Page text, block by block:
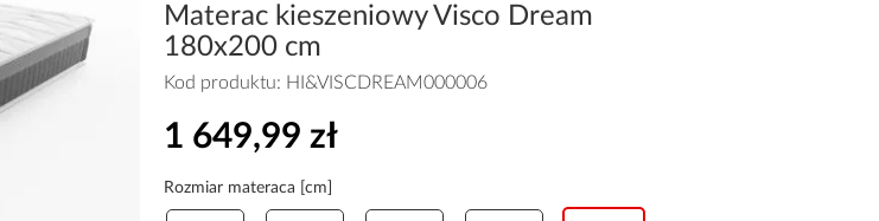
Materac kieszeniowy Visco Dream
180x200 cm
Kod produktu: HI&VISCDREAM000006
1 649,99 zł
Rozmiar materaca [cm]